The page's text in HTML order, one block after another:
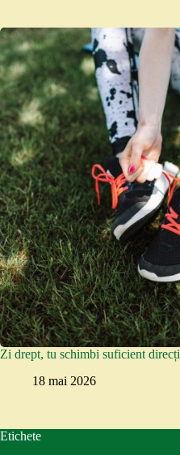
Zi drept, tu schimbi suficient
18 mai 2026
Etichete